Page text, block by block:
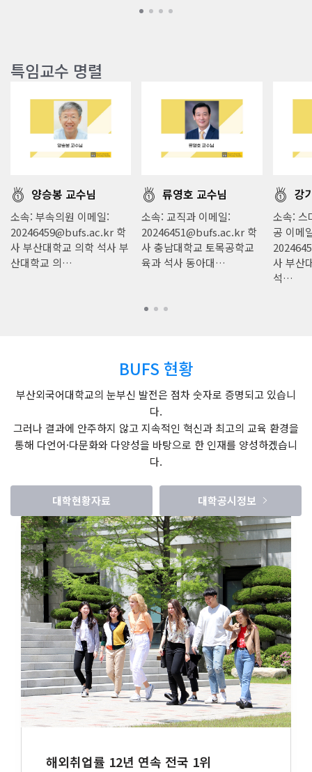
특임교수 명렬
양승봉 교수님
소속: 부속의원 이메일:
20246459@bufs.ac.kr 학
사 부산대학교 의학 석사 부
산대학교 의…
류영호 교수님
소속: 교직과 이메일:
20246451@bufs.ac.kr 학
사 충남대학교 토목공학교
육과 석사 동아대…
강
소속: 스
공 이메
사 부산
석…
BUFS 현황
부산외국어대학교의 눈부신 발전은 점차 숫자로 증명되고 있습니
다.
그러나 결과에 안주하지 않고 지속적인 혁신과 최고의 교육 환경을
통해 다언어·다문화와 다양성을 바탕으로 한 인재를 양성하겠습니
다.
대학현황자료 대학공시정보
해외취업률 12년 연속 전국 1위